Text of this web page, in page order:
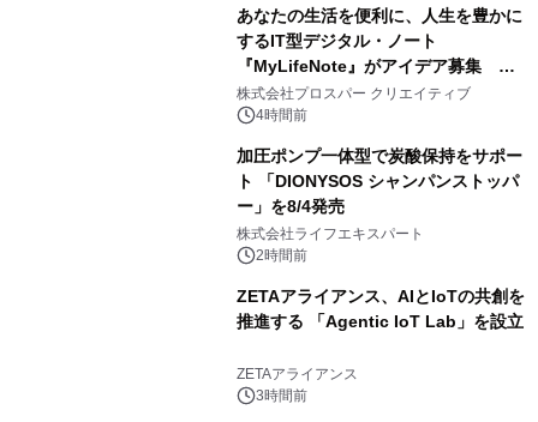
あなたの生活を便利に、人生を豊かに
するIT型デジタル・ノート
『MyLifeNote』がアイデア募集 優
秀賞100名に1年間無償試用
株式会社プロスパー クリエイティブ
4時間前
加圧ポンプ一体型で炭酸保持をサポー
ト 「DIONYSOS シャンパンストッパ
ー」を8/4発売
株式会社ライフエキスパート
2時間前
ZETAアライアンス、AIとIoTの共創を
推進する 「Agentic IoT Lab」を設立
ZETAアライアンス
3時間前